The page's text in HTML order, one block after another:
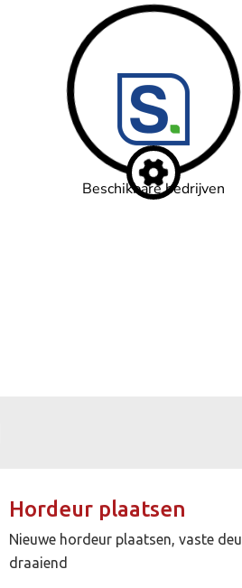
Hordeur plaatsen
Nieuwe hordeur plaatsen, vaste
draaiend